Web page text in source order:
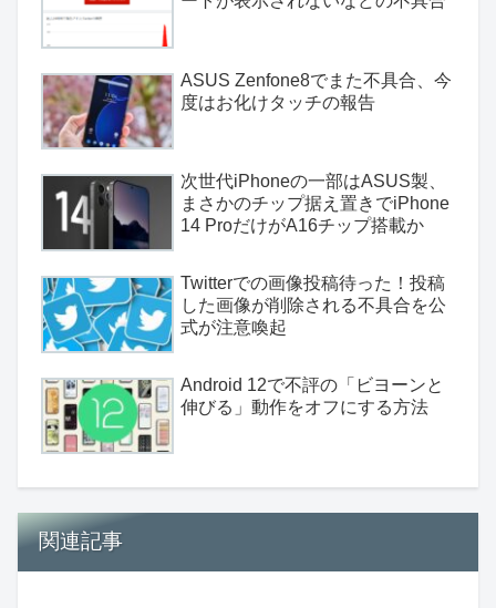
ASUS Zenfone8でまた不具合、今
度はお化けタッチの報告
次世代iPhoneの一部はASUS製、
まさかのチップ据え置きでiPhone
14 ProだけがA16チップ搭載か
Twitterでの画像投稿待った！投稿
した画像が削除される不具合を公
式が注意喚起
Android 12で不評の「ビヨーンと
伸びる」動作をオフにする方法
関連記事